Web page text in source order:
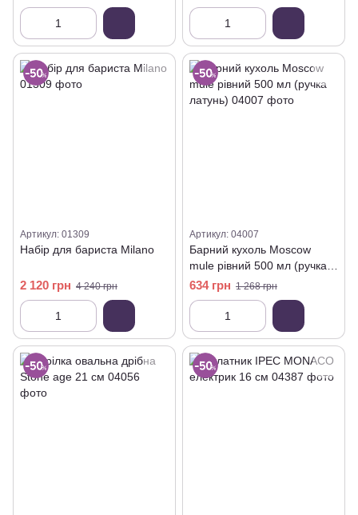
Артикул: 01309
Набір для бариста Milano
2 120 грн 4 240 грн
Артикул: 04007
Барний кухоль Moscow
mule рівний 500 мл (ручка
латунь)
634 грн 1 268 грн